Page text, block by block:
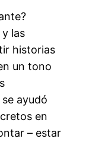
las
historias
un tono
ayudó
en
– estar